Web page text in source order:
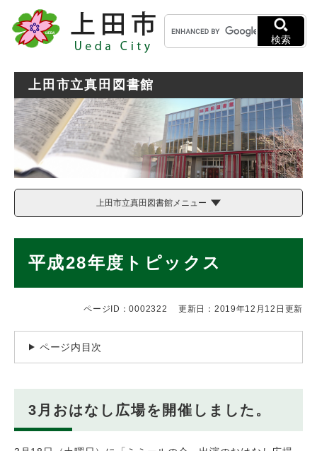
メニューを飛ばして本文へ
キ
ー
ワ
索
検索
上田市立真田図書館
上田市立真田図書館メニュー
平成28年度トピックス
ページID：0002322 更新日：2019年12月12日更新
ページ内目次
3月おはなし広場を開催しました。